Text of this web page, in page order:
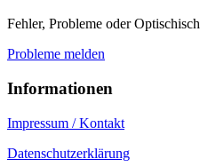
Fehler, Probleme oder
Probleme melden
Informationen
Impressum / Kontakt
Datenschutzerklärung